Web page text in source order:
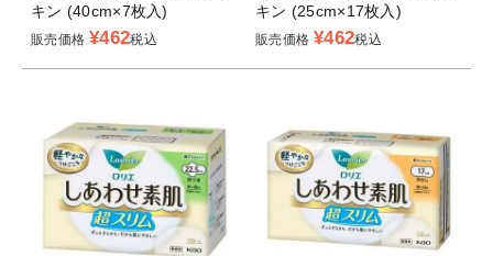
キン (40cm×7枚入)
販売価格 ¥462税込
キン (25cm×17枚入)
販売価格 ¥462税込